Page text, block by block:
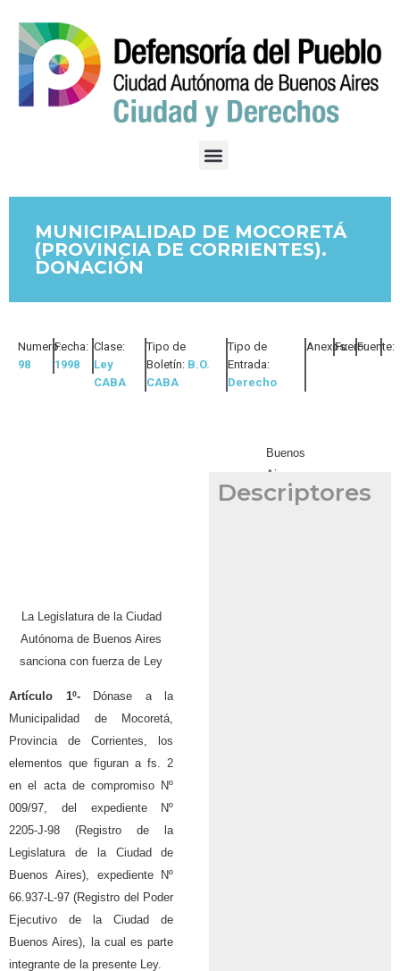
MUNICIPALIDAD DE MOCORETÁ
(PROVINCIA DE CORRIENTES).
DONACIÓN
Numero:
98
Fecha:
1998
Clase:
Ley
CABA
Tipo de
Boletín: B.O.
CABA
Tipo de
Entrada:
Derecho
Anexos:Fuero:Fuente:
Buenos
Aires
05
La Legislatura de la Ciudad
Autónoma de Buenos Aires
sanciona con fuerza de Ley
Artículo 1º-Dónase a la
Municipalidad de Mocoretá,
Provincia de Corrientes, los
elementos que figuran a fs. 2
en el acta de compromiso Nº
009/97, del expediente Nº
2205-J-98 (Registro de la
Legislatura de la Ciudad de
Buenos Aires), expediente Nº
66.937-L-97 (Registro del Poder
Ejecutivo de la Ciudad de
Buenos Aires), la cual es parte
integrante de la presente Ley.
Descriptores